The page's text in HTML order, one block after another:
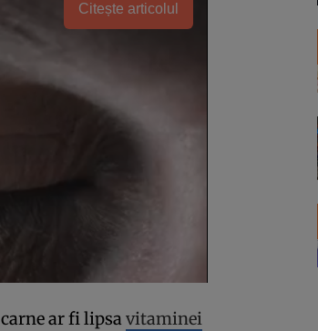
Citește articolul
ar fi lipsavitaminei